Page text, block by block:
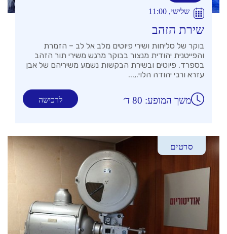
שלישי, 11:00
שירת הזהב
בוקר של סליחות ושירי פיוטים מלב אל לב – הזמרת
והפייטנית יהודית מנצור בבוקר מרגש משירי תור הזהב
בספרד, פיוטים ובשירת הבקשות נשמע משיריהם של אבן
עזרא ורבי יהודה הלוי.,...
לרכישה משך המופע: 80 ד׳
סרטים